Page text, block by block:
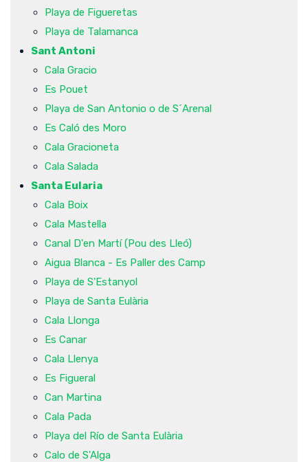
Playa de Figueretas
Playa de Talamanca
Sant Antoni
Cala Gracio
Es Pouet
Playa de San Antonio o de S´Arenal
Es Caló des Moro
Cala Gracioneta
Cala Salada
Santa Eularia
Cala Boix
Cala Mastella
Canal D'en Martí (Pou des Lleó)
Aigua Blanca - Es Paller des Camp
Playa de S'Estanyol
Playa de Santa Eulària
Cala Llonga
Es Canar
Cala Llenya
Es Figueral
Can Martina
Cala Pada
Playa del Río de Santa Eulària
Calo de S'Alga